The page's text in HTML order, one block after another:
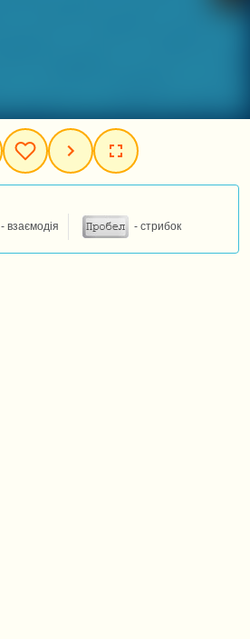
- взаємодія - стрибок